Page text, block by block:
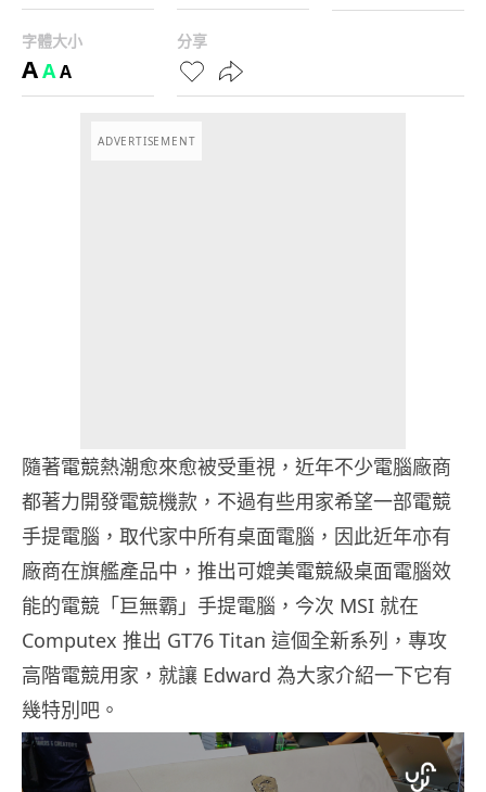
字體大小
AAA
分享
ADVERTISEMENT
隨著電競熱潮愈來愈被受重視，近年不少電腦廠商
都著力開發電競機款，不過有些用家希望一部電競
手提電腦，取代家中所有桌面電腦，因此近年亦有
廠商在旗艦產品中，推出可媲美電競級桌面電腦效
能的電競「巨無霸」手提電腦，今次 MSI 就在
Computex 推出 GT76 Titan 這個全新系列，專攻
高階電競用家，就讓 Edward 為大家介紹一下它有
幾特別吧。